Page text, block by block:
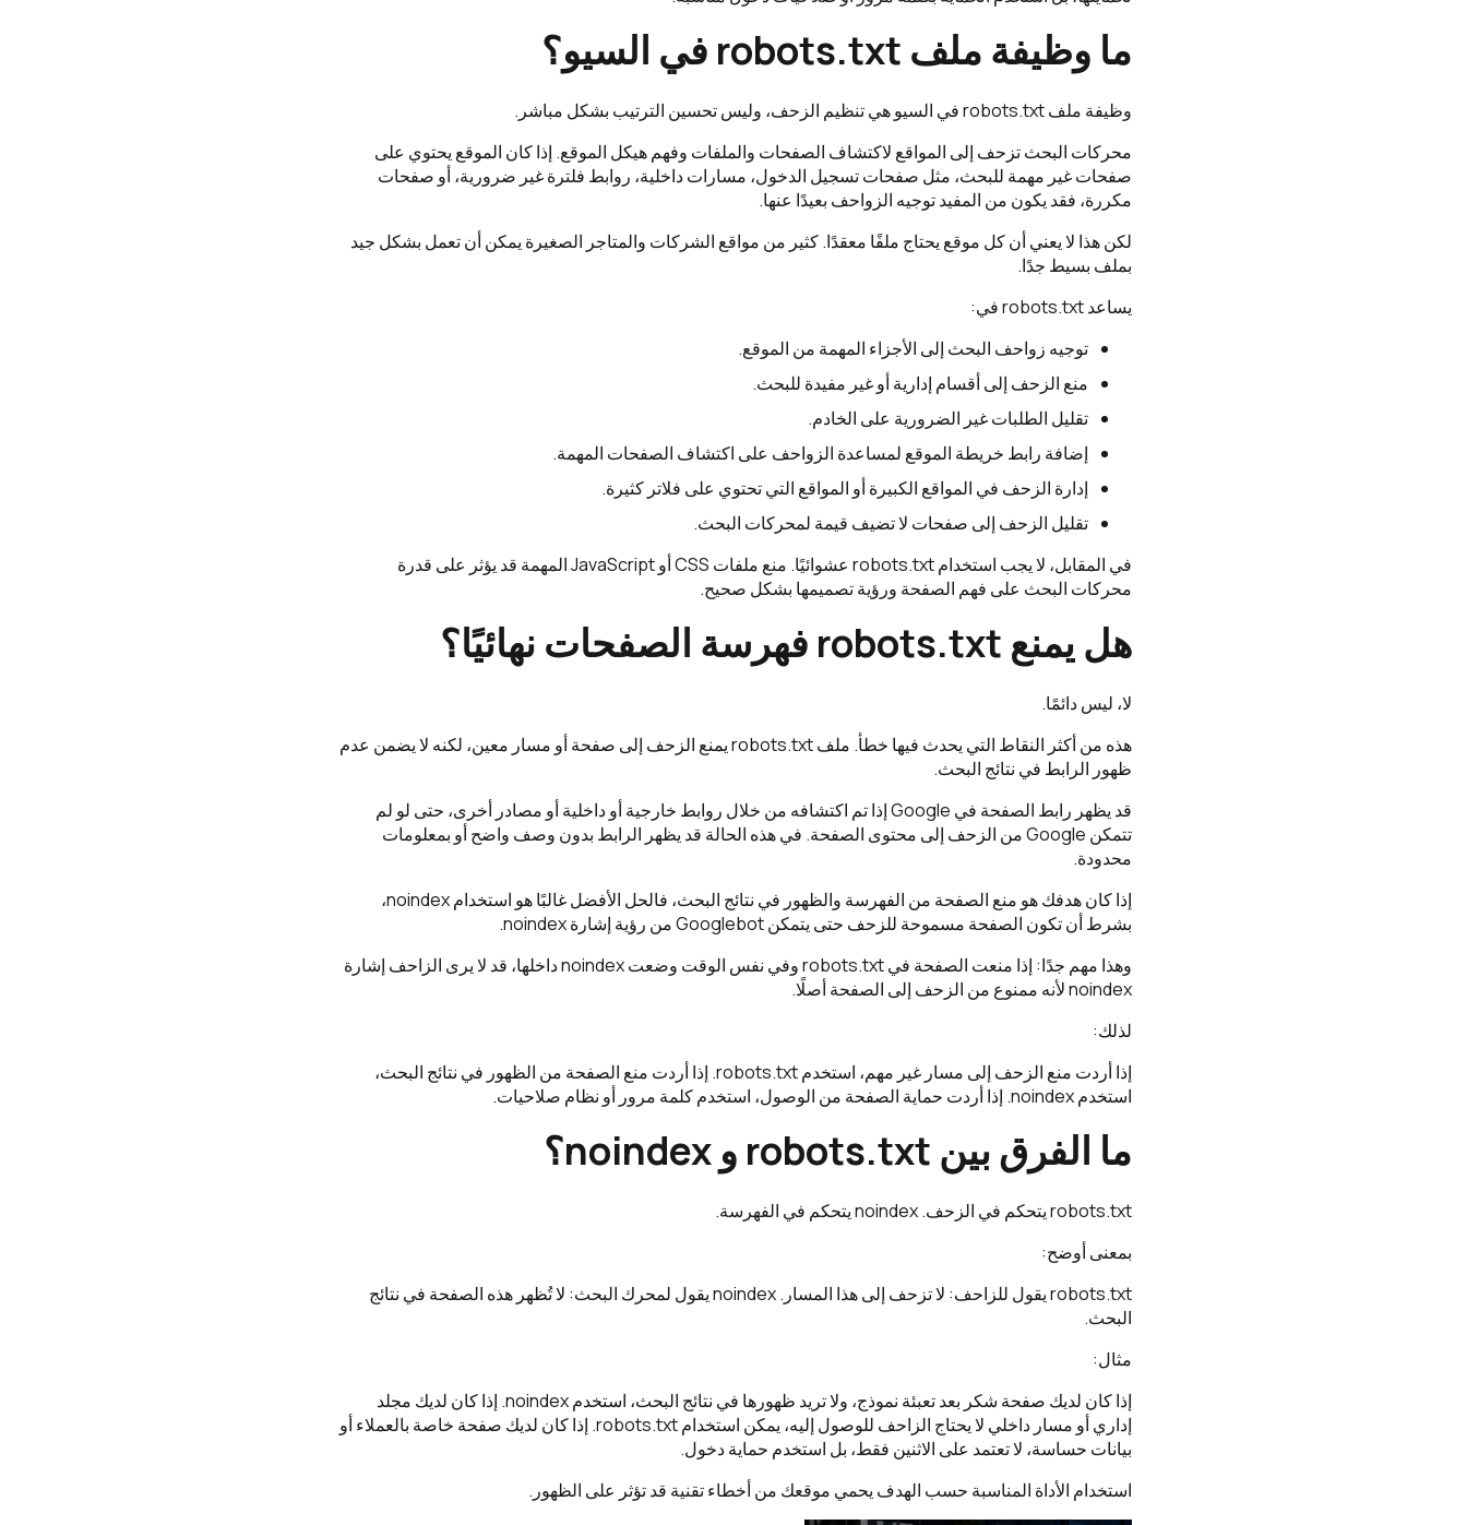
ما وظيفة ملف robots.txt في السيو؟
وظيفة ملف robots.txt في السيو هي تنظيم الزحف، وليس تحسين الترتيب بشكل مباشر.
محركات البحث تزحف إلى المواقع لاكتشاف الصفحات والملفات وفهم هيكل الموقع. إذا كان الموقع يحتوي على
صفحات غير مهمة للبحث، مثل صفحات تسجيل الدخول، مسارات داخلية، روابط فلترة غير ضرورية، أو صفحات
مكررة، فقد يكون من المفيد توجيه الزواحف بعيدًا عنها.
لكن هذا لا يعني أن كل موقع يحتاج ملفًا معقدًا. كثير من مواقع الشركات والمتاجر الصغيرة يمكن أن تعمل بشكل جيد
بملف بسيط جدًا.
يساعد robots.txt في:
توجيه زواحف البحث إلى الأجزاء المهمة من الموقع.
منع الزحف إلى أقسام إدارية أو غير مفيدة للبحث.
تقليل الطلبات غير الضرورية على الخادم.
إضافة رابط خريطة الموقع لمساعدة الزواحف على اكتشاف الصفحات المهمة.
إدارة الزحف في المواقع الكبيرة أو المواقع التي تحتوي على فلاتر كثيرة.
تقليل الزحف إلى صفحات لا تضيف قيمة لمحركات البحث.
في المقابل، لا يجب استخدام robots.txt عشوائيًا. منع ملفات CSS أو JavaScript المهمة قد يؤثر على قدرة
محركات البحث على فهم الصفحة ورؤية تصميمها بشكل صحيح.
هل يمنع robots.txt فهرسة الصفحات نهائيًا؟
لا، ليس دائمًا.
هذه من أكثر النقاط التي يحدث فيها خطأ. ملف robots.txt يمنع الزحف إلى صفحة أو مسار معين، لكنه لا يضمن عدم
ظهور الرابط في نتائج البحث.
قد يظهر رابط الصفحة في Google إذا تم اكتشافه من خلال روابط خارجية أو داخلية أو مصادر أخرى، حتى لو لم
تتمكن Google من الزحف إلى محتوى الصفحة. في هذه الحالة قد يظهر الرابط بدون وصف واضح أو بمعلومات
محدودة.
إذا كان هدفك هو منع الصفحة من الفهرسة والظهور في نتائج البحث، فالحل الأفضل غالبًا هو استخدام noindex،
بشرط أن تكون الصفحة مسموحة للزحف حتى يتمكن Googlebot من رؤية إشارة noindex.
وهذا مهم جدًا: إذا منعت الصفحة في robots.txt وفي نفس الوقت وضعت noindex داخلها، قد لا يرى الزاحف إشارة
noindex لأنه ممنوع من الزحف إلى الصفحة أصلًا.
لذلك:
إذا أردت منع الزحف إلى مسار غير مهم، استخدم robots.txt. إذا أردت منع الصفحة من الظهور في نتائج البحث،
استخدم noindex. إذا أردت حماية الصفحة من الوصول، استخدم كلمة مرور أو نظام صلاحيات.
ما الفرق بين robots.txt و noindex؟
robots.txt يتحكم في الزحف. noindex يتحكم في الفهرسة.
بمعنى أوضح:
robots.txt يقول للزاحف: لا تزحف إلى هذا المسار. noindex يقول لمحرك البحث: لا تُظهر هذه الصفحة في نتائج
البحث.
مثال:
إذا كان لديك صفحة شكر بعد تعبئة نموذج، ولا تريد ظهورها في نتائج البحث، استخدم noindex. إذا كان لديك مجلد
إداري أو مسار داخلي لا يحتاج الزاحف للوصول إليه، يمكن استخدام robots.txt. إذا كان لديك صفحة خاصة بالعملاء أو
بيانات حساسة، لا تعتمد على الاثنين فقط، بل استخدم حماية دخول.
استخدام الأداة المناسبة حسب الهدف يحمي موقعك من أخطاء تقنية قد تؤثر على الظهور.